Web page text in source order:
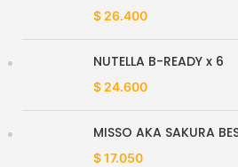
$ 26.400
NUTELLA B-READY x 6
$ 24.600
MISSO AKA SAKURA
$17.050